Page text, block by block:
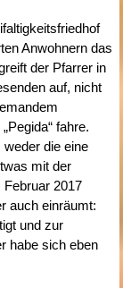
Anwohnern das
der Pfarrer in
auf, nicht
fahre.
die eine
mit der
2017
auch einräumt:
und zur
habe sich eben